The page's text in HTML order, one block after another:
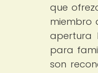
que
miembro
apertura
para
son